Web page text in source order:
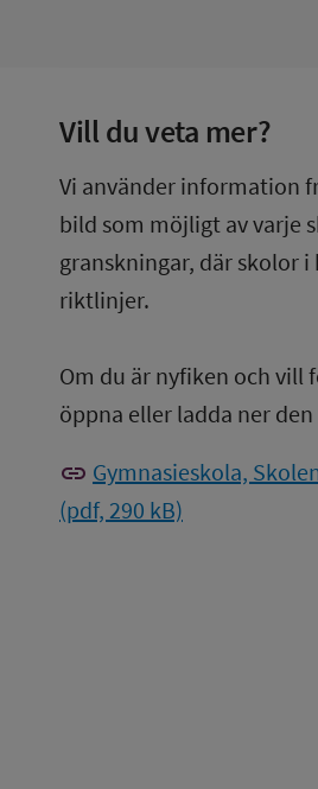
Vill du veta mer?
Vi använder information
bild som möjligt av varje
granskningar, där skolor
riktlinjer.
Om du är nyfiken och vill
öppna eller ladda ner
link Gymnasieskola,
(pdf, 290 kB)